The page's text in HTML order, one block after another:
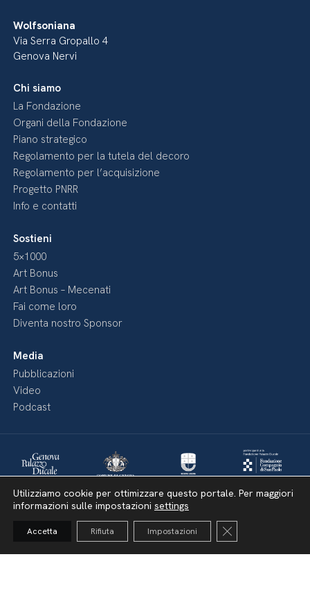
Wolfsoniana
Via Serra Gropallo 4
Genova Nervi
Chi siamo
La Fondazione
Organi della Fondazione
Piano strategico
Regolamento per la tutela del decoro
Regolamento per l’acquisizione
Progetto PNRR
Info e contatti
Sostieni
5×1000
Art Bonus
Art Bonus – Mecenati
Fai come loro
Diventa nostro Sponsor
Media
Pubblicazioni
Video
Podcast
Utilizziamo cookie per ottimizzare questo portale. Per maggiori
informazioni sulle impostazioni settings
Accetta Rifiuta Impostazioni Close GDPR